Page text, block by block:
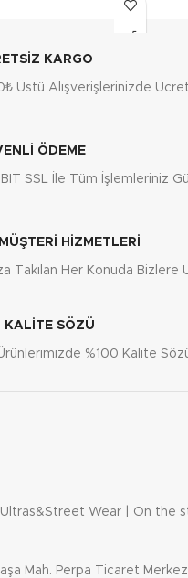
KARGO
Üstü Alışverişlerinizde
ÖDEME
SSL İle Tüm İşlemleriniz
HİZMETLERİ
Takılan Her Konuda Bizlere
KALİTE SÖZÜ
%100 Kalite
Ultras&Street Wear | On the
Mah. Perpa Ticaret